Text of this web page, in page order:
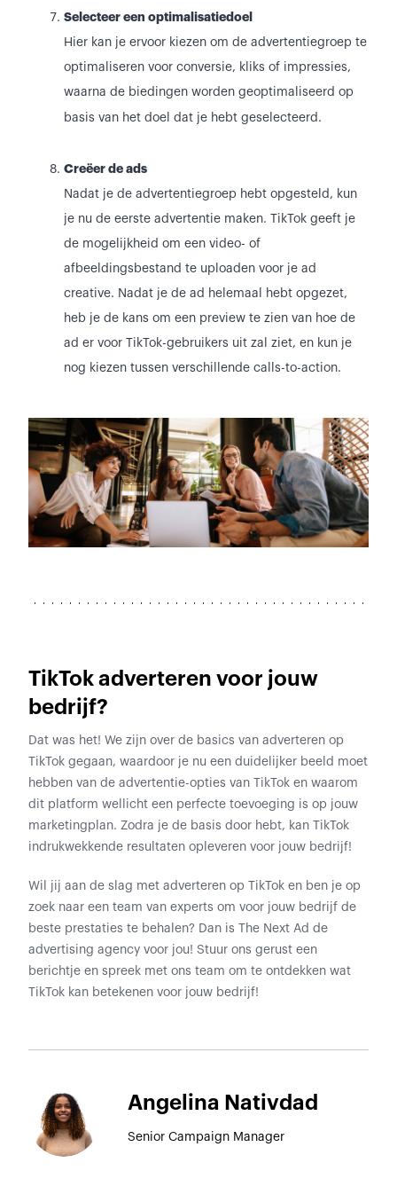
Selecteer een optimalisatiedoel
Hier kan je ervoor kiezen om de advertentiegroep te
optimaliseren voor conversie, kliks of impressies,
waarna de biedingen worden geoptimaliseerd op
basis van het doel dat je hebt geselecteerd.
Creëer de ads
Nadat je de advertentiegroep hebt opgesteld, kun
je nu de eerste advertentie maken. TikTok geeft je
de mogelijkheid om een video- of
afbeeldingsbestand te uploaden voor je ad
creative. Nadat je de ad helemaal hebt opgezet,
heb je de kans om een preview te zien van hoe de
ad er voor TikTok-gebruikers uit zal ziet, en kun je
nog kiezen tussen verschillende calls-to-action.
TikTok adverteren voor jouw
bedrijf?
Dat was het! We zijn over de basics van adverteren op
TikTok gegaan, waardoor je nu een duidelijker beeld moet
hebben van de advertentie-opties van TikTok en waarom
dit platform wellicht een perfecte toevoeging is op jouw
marketingplan. Zodra je de basis door hebt, kan TikTok
indrukwekkende resultaten opleveren voor jouw bedrijf!
Wil jij aan de slag met adverteren op TikTok en ben je op
zoek naar een team van experts om voor jouw bedrijf de
beste prestaties te behalen? Dan is The Next Ad de
advertising agency voor jou! Stuur ons gerust een
berichtje en spreek met ons team om te ontdekken wat
TikTok kan betekenen voor jouw bedrijf!
Angelina Nativdad
Senior Campaign Manager